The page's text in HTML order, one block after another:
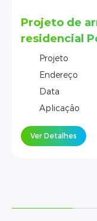
de energia
na Romênia
512kWh